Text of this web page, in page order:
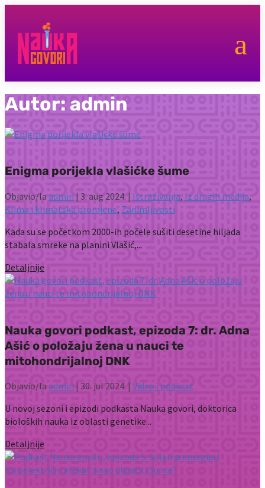
a
Autor: admin
Enigma porijekla vlašićke šume
Objavio/la admin | 3. aug 2024. | Istraživanja, Iz drugih medija,
Klima i klimatske promjene, Zanimljivosti
Kada su se početkom 2000-ih počele sušiti desetine hiljada
stabala smreke na planini Vlašić,...
Detaljnije
Nauka govori podkast, epizoda 7: dr. Adna
Ašić o položaju žena u nauci te
mitohondrijalnoj DNK
Objavio/la admin | 30. jul 2024. | Video i podkast
U novoj sezoni i epizodi podkasta Nauka govori, doktorica
bioloških nauka iz oblasti genetike...
Detaljnije